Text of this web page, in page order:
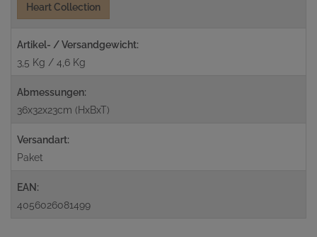
Heart Collection
Artikel- / Versandgewicht:
3,5 Kg / 4,6 Kg
Abmessungen:
36x32x23cm (HxBxT)
Versandart:
Paket
EAN:
4056026081499